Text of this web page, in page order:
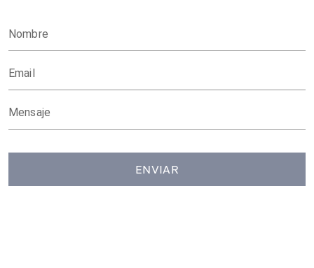
Nombre
Email
Mensaje
ENVIAR